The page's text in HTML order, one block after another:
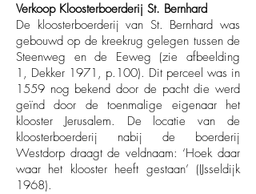
Verkoop Kloosterboerderij St. Bernhard
De kloosterboerderij van St. Bernhard was
gebouwd op de kreekrug gelegen tussen de
Steenweg en de Eeweg (zie afbeelding
1, Dekker 1971, p.100). Dit perceel was in
1559 nog bekend door de pacht die werd
geïnd door de toenmalige eigenaar het
klooster Jerusalem. De locatie van de
kloosterboerderij nabij de boerderij
Westdorp draagt de veldnaam: ‘Hoek daar
waar het klooster heeft gestaan’ (IJsseldijk
1968).